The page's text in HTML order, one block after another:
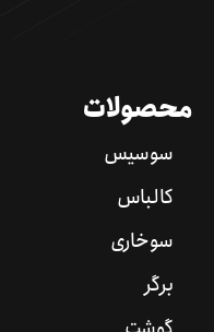
محصولات
سوسیس
کالباس
سوخاری
برگر